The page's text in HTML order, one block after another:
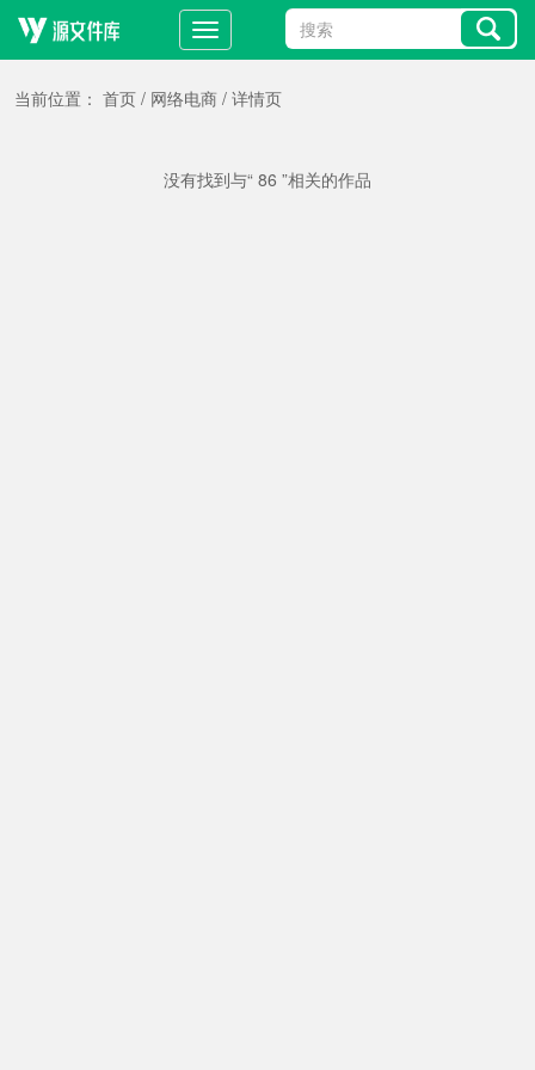
当前位置： 首页 / 网络电商 / 详情页
没有找到与“ 86 ”相关的作品